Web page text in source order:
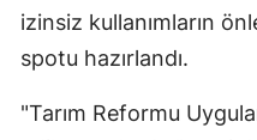
izinsiz kullanımların
spotu hazırlandı.
"Tarım Reformu